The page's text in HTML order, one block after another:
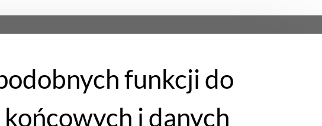
funkcji do
i danych